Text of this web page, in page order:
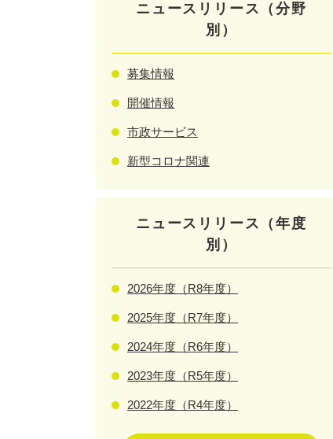
ニュースリリース（分野
別）
募集情報
開催情報
市政サービス
新型コロナ関連
ニュースリリース（年度
別）
2026年度（R8年度）
2025年度（R7年度）
2024年度（R6年度）
2023年度（R5年度）
2022年度（R4年度）